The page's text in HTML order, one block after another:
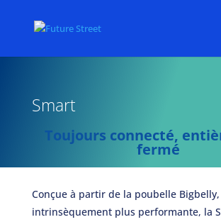
Smart
Toujours connecté,
fermé
Conçue à partir de la poubelle Bigbelly,
intrinsèquement plus performante, la